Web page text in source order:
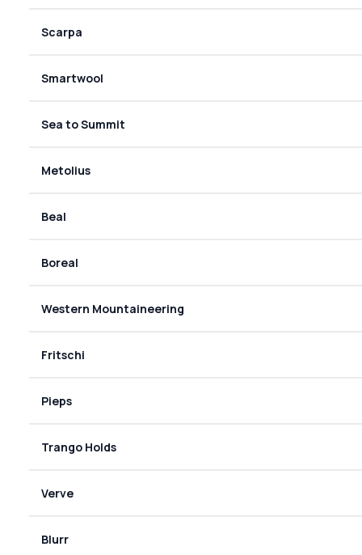
Scarpa
Smartwool
Sea to Summit
Metolius
Beal
Boreal
Western Mountaineering
Fritschi
Pieps
Trango Holds
Verve
Blurr